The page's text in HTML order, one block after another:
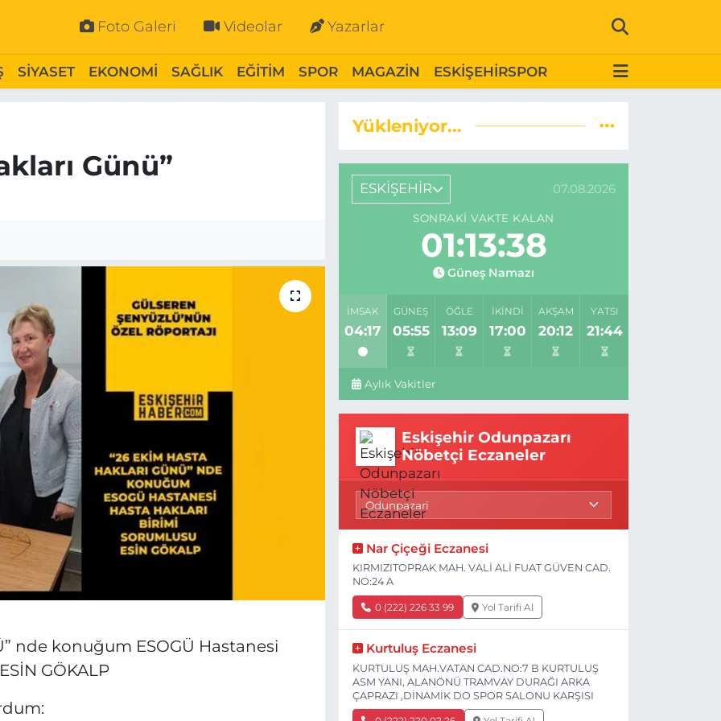
Foto Galeri Videolar Yazarlar
SİYASET EKONOMİ SAĞLIK EĞİTİM SPOR MAGAZİN ESKİŞEHİRSPOR
Günü”
nde konuğum ESOGÜ Hastanesi
GÖKALP
Yükleniyor...
ESKİŞEHİR 07.08.2026
SONRAKI VAKTE KALAN
01:13:37
Güneş Namazı
İMSAK
04:17
GÜNEŞ
05:55
ÖĞLE
13:09
İKINDI
17:00
AKŞAM
20:12
YATSI
21:44
Aylık Vakitler
Eskişehir Odunpazarı
Nöbetçi Eczaneler
Nar Çiçeği Eczanesi
KIRMIZITOPRAK MAH. VALİ ALİ FUAT GÜVEN CAD.
NO:24 A
0 (222) 226 33 99 Yol Tarifi Al
Kurtuluş Eczanesi
KURTULUŞ MAH.VATAN CAD.NO:7 B KURTULUŞ
ASM YANI, ALANÖNÜ TRAMVAY DURAĞI ARKA
ÇAPRAZI ,DİNAMİK DO SPOR SALONU KARŞISI